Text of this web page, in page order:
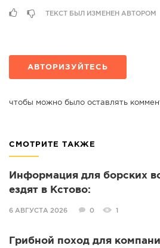
ТЕКСТ БЫЛ ИЗМЕНЕН АВТОРОМ
АВТОРИЗУЙТЕСЬ
чтобы можно было оставлять
СМОТРИТЕ ТАКЖЕ
Информация для борских
ездят в Кстово:
6 АВГУСТА 2026 0 1
Грибной поход для